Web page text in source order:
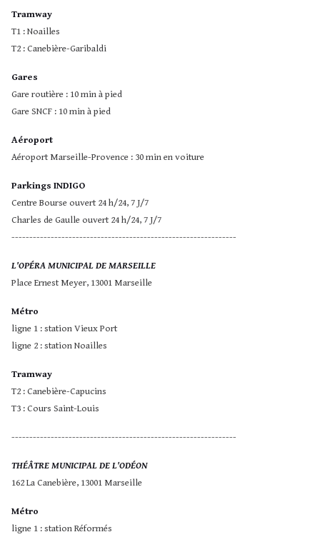
Tramway
T1 : Noailles
T2 : Canebière-Garibaldi
Gares
Gare routière : 10 min à pied
Gare SNCF : 10 min à pied
Aéroport
Aéroport Marseille-Provence : 30 min en voiture
Parkings INDIGO
Centre Bourse ouvert 24 h/24, 7 J/7
Charles de Gaulle ouvert 24 h/24, 7 J/7
---------------------------------------------------------------
L'OPÉRA MUNICIPAL DE MARSEILLE
Place Ernest Meyer, 13001 Marseille
Métro
ligne 1 : station Vieux Port
ligne 2 : station Noailles
Tramway
T2 : Canebière-Capucins
T3 : Cours Saint-Louis
---------------------------------------------------------------
THÉÂTRE MUNICIPAL DE L'ODÉON
162 La Canebière, 13001 Marseille
Métro
ligne 1 : station Réformés